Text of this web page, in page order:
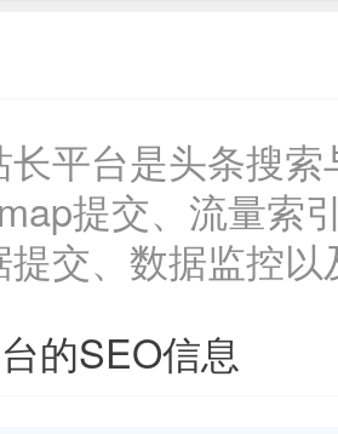
平台是头条搜
提交、流量索
交、数据监控
的SEO信息